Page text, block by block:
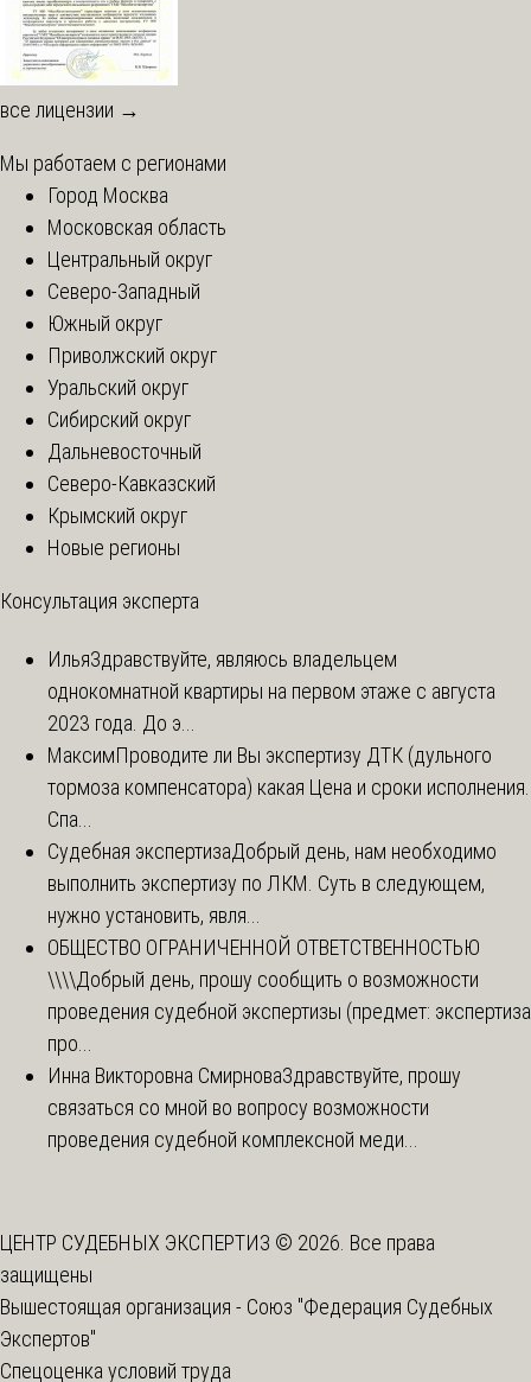
все лицензии →
Мы работаем с регионами
Город Москва
Московская область
Центральный округ
Северо-Западный
Южный округ
Приволжский округ
Уральский округ
Сибирский округ
Дальневосточный
Северо-Кавказский
Крымский округ
Новые регионы
Консультация эксперта
ИльяЗдравствуйте, являюсь владельцем
однокомнатной квартиры на первом этаже с августа
2023 года. До э...
МаксимПроводите ли Вы экспертизу ДТК (дульного
тормоза компенсатора) какая Цена и сроки исполнения.
Спа...
Судебная экспертизаДобрый день, нам необходимо
выполнить экспертизу по ЛКМ. Суть в следующем,
нужно установить, явля...
ОБЩЕСТВО ОГРАНИЧЕННОЙ ОТВЕТСТВЕННОСТЬЮ
\\\\Добрый день, прошу сообщить о возможности
проведения судебной экспертизы (предмет: экспертиза
про...
Инна Викторовна СмирноваЗдравствуйте, прошу
связаться со мной во вопросу возможности
проведения судебной комплексной меди...
ЦЕНТР СУДЕБНЫХ ЭКСПЕРТИЗ © 2026. Все права
защищены
Вышестоящая организация - Союз "Федерация Судебных
Экспертов"
Спецоценка условий труда